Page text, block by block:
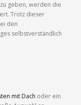
geben, werden die
Trotz dieser
den
selbstverständlich
mit Dach oder ein